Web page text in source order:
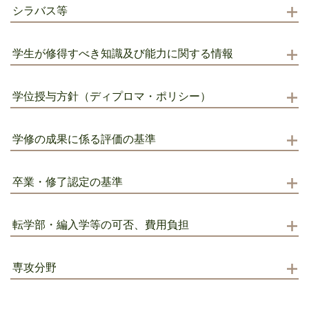
シラバス等
学生が修得すべき知識及び能力に関する情報
学位授与方針（ディプロマ・ポリシー）
学修の成果に係る評価の基準
卒業・修了認定の基準
転学部・編入学等の可否、費用負担
専攻分野